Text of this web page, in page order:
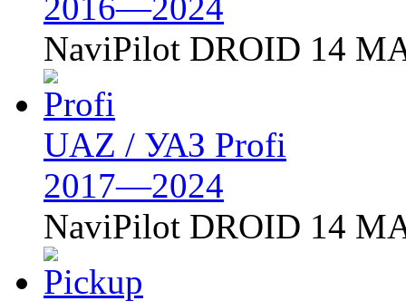
NaviPilot DROID 14
UAZ / УАЗ Profi
2017—2024
NaviPilot DROID 14